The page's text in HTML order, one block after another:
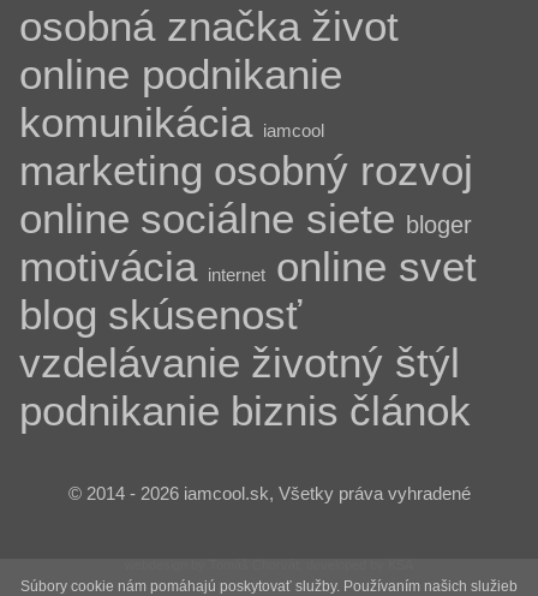
osobná značka život
online podnikanie
komunikácia
iamcool
marketing osobný rozvoj
online sociálne siete bloger
motivácia internet
online svet
blog skúsenosť
vzdelávanie životný štýl
podnikanie biznis článok
© 2014 - 2026 iamcool.sk, Všetky práva vyhradené
Súbory cookie nám pomáhajú poskytovať služby. Používaním našich služieb